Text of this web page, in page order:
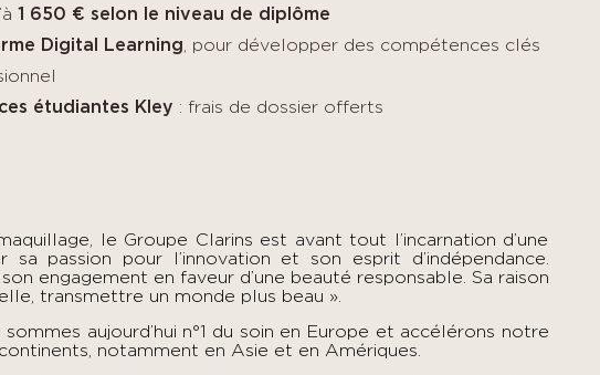
1 650 € selon le niveau de diplôme
Digital Learning , pour développer des compétences clés
étudiantes Kley : frais de dossier offerts
le Groupe Clarins est avant tout l’incarnation d’une
sa passion pour l’innovation et son esprit d’indépendance.
engagement en faveur d’une beauté responsable. Sa raison
transmettre un monde plus beau ».
aujourd’hui n°1 du soin en Europe et accélérons notre
notamment en Asie et en Amériques.